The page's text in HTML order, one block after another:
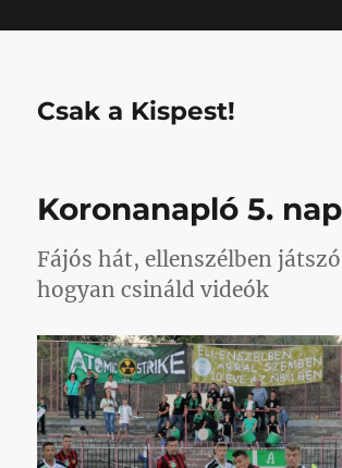
Csak a Kispest!
Koronanapló 5. nap
Fájós hát, ellenszélben játszó
hogyan csináld videók